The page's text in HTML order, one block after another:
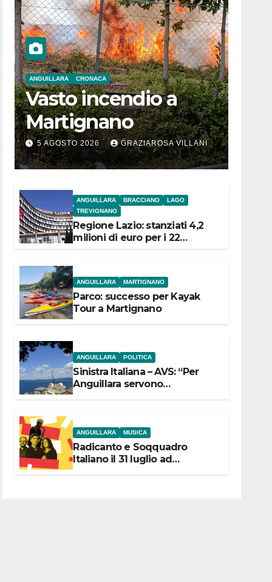
ANGUILLARA CRONACA
Vasto incendio a
Martignano
5 AGOSTO 2026 GRAZIAROSA VILLANI
ANGUILLARA BRACCIANO
LAGO
TREVIGNANO
Regione Lazio: stanziati 4,2
milioni di euro per i 22
ANGUILLARA MARTIGNANO
Parco: successo per Kayak
Tour a Martignano
ANGUILLARA POLITICA
Sinistra Italiana – AVS: “Per
Anguillara servono
ANGUILLARA MUSICA
Radicanto e Soqquadro
Italiano il 31 luglio ad